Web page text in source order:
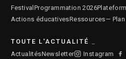
Festival Programmation 2026
Actions éducativesRessources—
TOUTE L'ACTUALITÉ
ActualitésNewsletter Instagram